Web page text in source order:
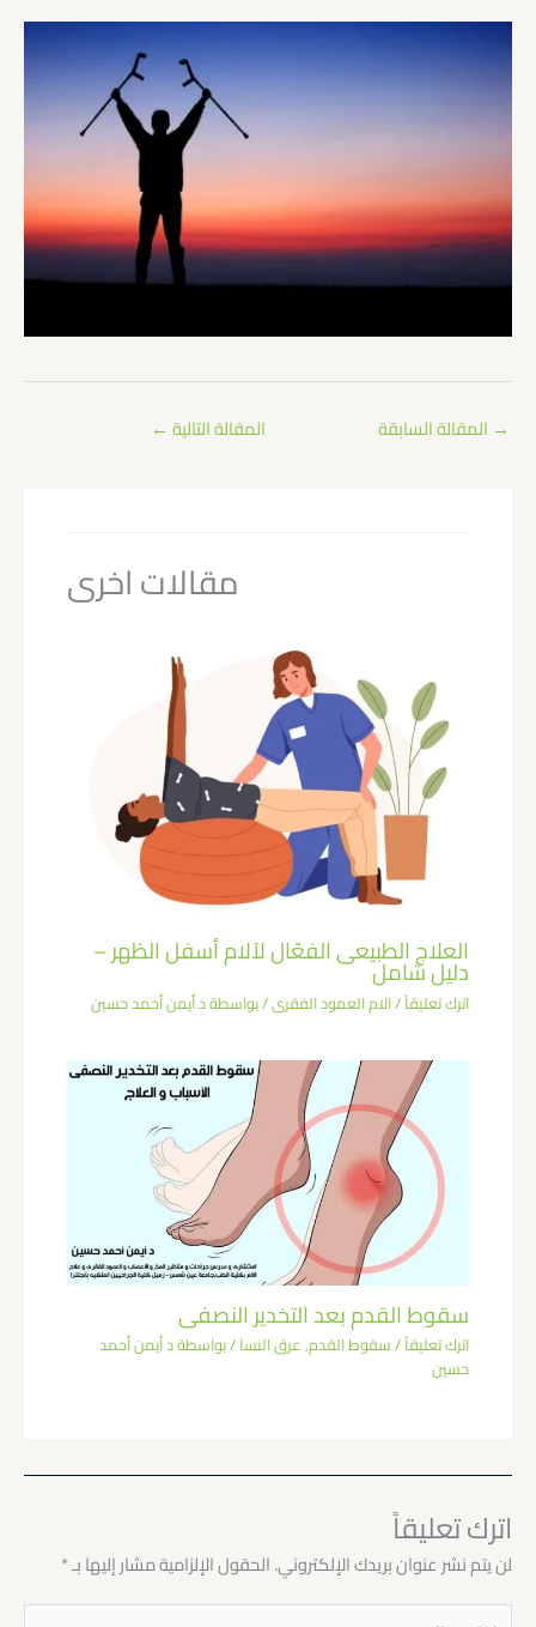
→ المقالة السابقة المقالة التالية ←
مقالات اخرى
العلاج الطبيعى الفعّال لآلام أسفل الظهر –
دليل شامل
اترك تعليقاً/الام العمود الفقرى/ بواسطةد أيمن أحمد حسين
سقوط القدم بعد التخدير النصفى​
اترك تعليقاً/سقوط القدم,عرق النسا/ بواسطةد أيمن أحمد
حسين
اترك تعليقاً
لن يتم نشر عنوان بريدك الإلكتروني.الحقول الإلزامية مشار إليها بـ*